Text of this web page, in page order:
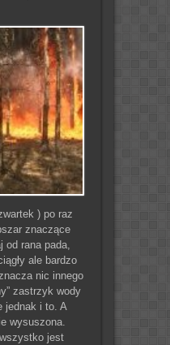
) po raz
znaczące
rana pada,
ale bardzo
nic innego
zastrzyk wody
jednak i to. A
wysuszona.
jest